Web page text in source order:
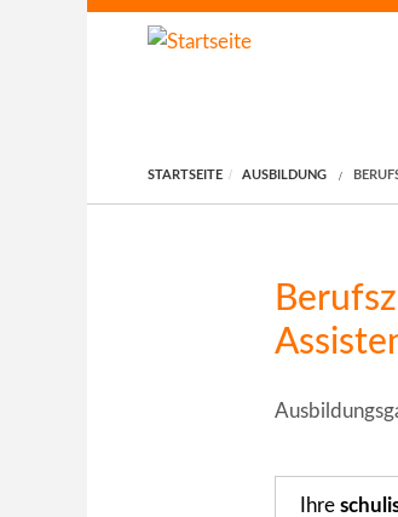
Direkt zum Inhalt
STARTSEITE AUSBILDUNG
Ihre